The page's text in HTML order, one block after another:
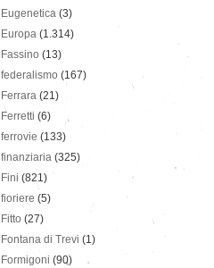
Eugenetica (3)
Europa (1.314)
Fassino (13)
federalismo (167)
Ferrara (21)
Ferretti (6)
ferrovie (133)
finanziaria (325)
Fini (821)
fioriere (5)
Fitto (27)
Fontana di Trevi (1)
Formigoni (90)